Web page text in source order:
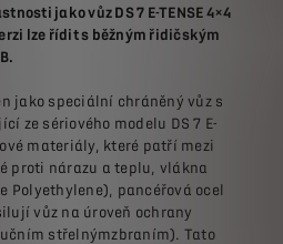
jako vůz DS 7 E-TENSE 4×4
lze řídit s běžným řidičským
jako speciální chráněný vůz s
ze sériového modelu DS 7 E-
materiály, které patří mezi
proti nárazu a teplu, vlákna
Polyethylene), pancéřová ocel
vůz na úroveň ochrany
střelnýmzbraním). Tato